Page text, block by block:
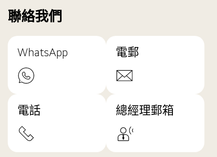
聯絡我們
WhatsApp 電郵
電話 總經理郵箱